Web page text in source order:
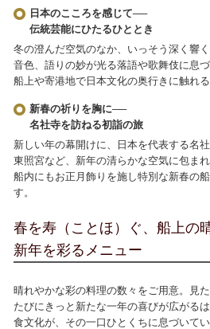
日本のこころを感じて──
伝統芸能にひたるひととき
冬の澄んだ空気のなか、いっそう深く響
音色、語りの妙が光る落語や歌舞伎に息
船上や寄港地で日本文化の奥行きに触れ
新春の祈りを胸に──
名社寺を訪ねる初詣の旅
新しい年の幕開けに、日本を代表する名
東照宮など、新年の清らかな空気に包ま
船内にもお正月飾りを施し特別な新春の
す。
春を寿（ことほ）ぐ、船上の
新年を彩るメニュー
晴れやかな彩の料理の数々をご用意。見
たびにきっと新たな一年の喜びが広がる
食文化が、その一口ひとくちに息づいてい